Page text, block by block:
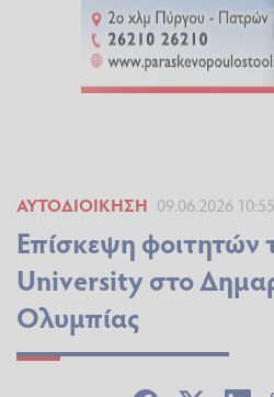
ΑΥΤΟΔΙΟΊΚΗΣΗ 09.06.2026 10:55
Επίσκεψη φοιτητών
University στο
Ολυμπίας